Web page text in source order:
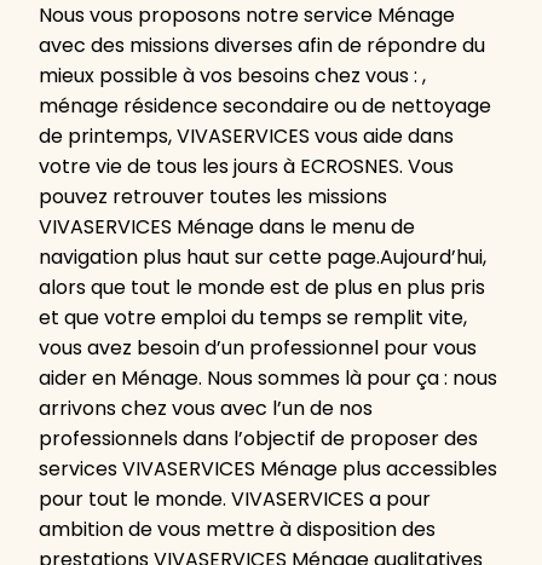
Nous vous proposons notre service Ménage
avec des missions diverses afin de répondre du
mieux possible à vos besoins chez vous : ,
ménage résidence secondaire ou de nettoyage
de printemps, VIVASERVICES vous aide dans
votre vie de tous les jours à ECROSNES. Vous
pouvez retrouver toutes les missions
VIVASERVICES Ménage dans le menu de
navigation plus haut sur cette page.Aujourd’hui,
alors que tout le monde est de plus en plus pris
et que votre emploi du temps se remplit vite,
vous avez besoin d’un professionnel pour vous
aider en Ménage. Nous sommes là pour ça : nous
arrivons chez vous avec l’un de nos
professionnels dans l’objectif de proposer des
services VIVASERVICES Ménage plus accessibles
pour tout le monde. VIVASERVICES a pour
ambition de vous mettre à disposition des